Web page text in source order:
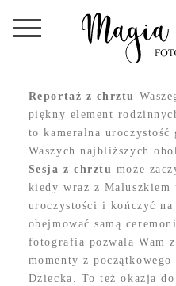
Reportaż z chrztu
piękny element
to kameralna uroczystość
Waszych najbliższych
Sesja z chrztu może
kiedy wraz z Maluszkiem
uroczystości i kończyć
obejmować samą
fotografia pozwala Wam
momenty z początkowego
Dziecka. To też okazja